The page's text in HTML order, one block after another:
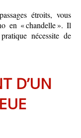
étroits, vous
en « chandelle ». Il
nécessite de
D’UN